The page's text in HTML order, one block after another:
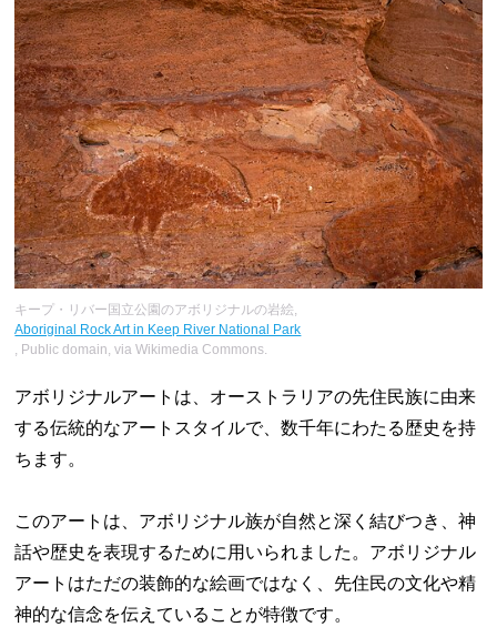
キープ・リバー国立公園のアボリジナルの岩絵,
Aboriginal Rock Art in Keep River National Park
, Public domain, via Wikimedia Commons.
アボリジナルアートは、オーストラリアの先住民族に由来
する伝統的なアートスタイルで、数千年にわたる歴史を持
ちます。
このアートは、アボリジナル族が自然と深く結びつき、神
話や歴史を表現するために用いられました。アボリジナル
アートはただの装飾的な絵画ではなく、先住民の文化や精
神的な信念を伝えていることが特徴です。